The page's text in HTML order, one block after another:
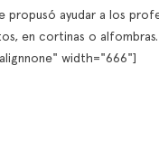
ayudar a los
en cortinas o
width="666"]